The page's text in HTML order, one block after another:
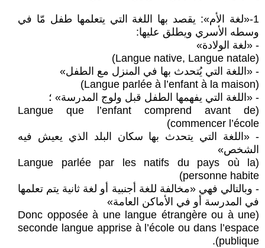
1-«لغة الأم»: يقصد بها اللغة التي يتعلمها طفل مّا في
وسطه الأسري ويطلق عليها:
- «لغة الولادة»
(Langue native, Langue natale)
- «اللغة التي يُتحدث بها في المنزل مع الطفل»
(Langue parlée à l’enfant à la maison)
- «اللغة التي يفهمها الطفل قبل ولوج المدرسة» ؛
(Langue que l’enfant comprend avant de
commencer l’école)
- «اللغة التي يتحدث بها سكان البلد الذي يعيش فيه
الشخص»
(Langue parlée par les natifs du pays où la
personne habite)
- وبالتالي فهي «مخالفة للغة أجنبية أو لغة ثانية يتم تعلمها
في المدرسة أو في الأماكن العامة»
(Donc opposée à une langue étrangère ou à une
seconde langue apprise à l’école ou dans l’espace
publique).